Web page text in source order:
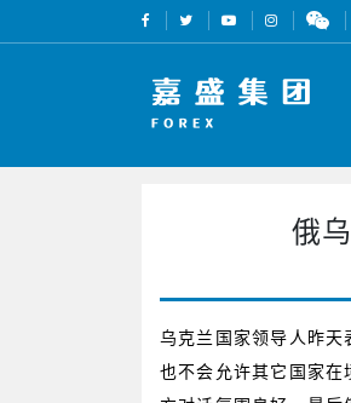
俄
乌克兰国家领导人昨天
也不会允许其它国家